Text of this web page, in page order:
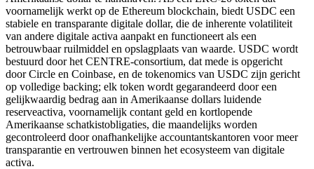
voornamelijk werkt op de Ethereum blockchain, biedt USDC een
stabiele en transparante digitale dollar, die de inherente volatiliteit
van andere digitale activa aanpakt en functioneert als een
betrouwbaar ruilmiddel en opslagplaats van waarde. USDC wordt
bestuurd door het CENTRE-consortium, dat mede is opgericht
door Circle en Coinbase, en de tokenomics van USDC zijn gericht
op volledige backing; elk token wordt gegarandeerd door een
gelijkwaardig bedrag aan in Amerikaanse dollars luidende
reserveactiva, voornamelijk contant geld en kortlopende
Amerikaanse schatkistobligaties, die maandelijks worden
gecontroleerd door onafhankelijke accountantskantoren voor meer
transparantie en vertrouwen binnen het ecosysteem van digitale
activa.